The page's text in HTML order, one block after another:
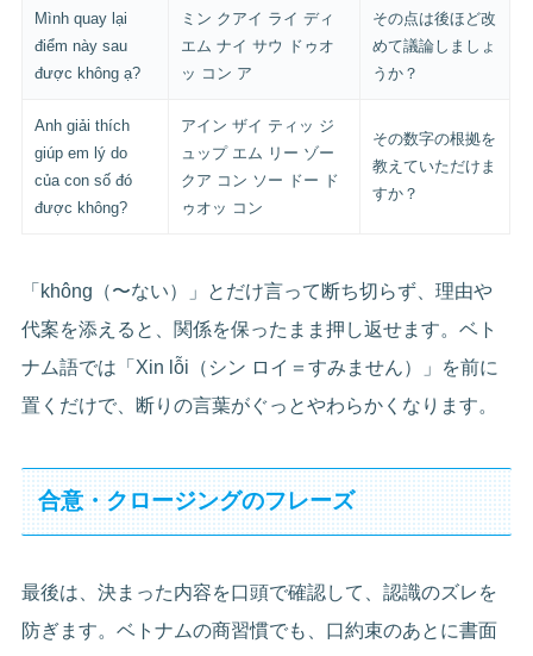
Mình quay lại
điểm này sau
được không ạ?
ミン クアイ ライ ディ
エム ナイ サウ ドゥオ
ッ コン ア
その点は後ほど改
めて議論しましょ
うか？
Anh giải thích
giúp em lý do
của con số đó
được không?
アイン ザイ ティッ ジ
ュップ エム リー ゾー
クア コン ソー ドー ド
ゥオッ コン
その数字の根拠を
教えていただけま
すか？
「không（〜ない）」とだけ言って断ち切らず、理由や
代案を添えると、関係を保ったまま押し返せます。ベト
ナム語では「Xin lỗi（シン ロイ＝すみません）」を前に
置くだけで、断りの言葉がぐっとやわらかくなります。
合意・クロージングのフレーズ
最後は、決まった内容を口頭で確認して、認識のズレを
防ぎます。ベトナムの商習慣でも、口約束のあとに書面